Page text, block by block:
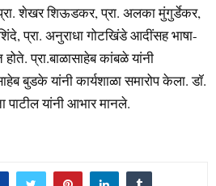
शेखर शिऊडकर, प्रा. अलका मुंगुर्डेकर,
प्रा. अनुराधा गोटखिंडे आदींसह भाषा-
प्रा.बाळासाहेब कांबळे यांनी
बुडके यांनी कार्यशाळा समारोप केला. डॉ.
यांनी आभार मानले.